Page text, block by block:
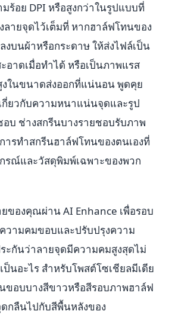
ร้อย DPI หรือสูงกว่าในรูปแบบที่
ลายจุดไว้เต็มที่ หากฮาล์ฟโทนของ
บนผ้าหรือกระดาษ ให้ส่งไฟล์เป็น
อาดเมื่อทำได้ หรือเป็นภาพแรส
งในขนาดส่งออกที่แน่นอน พูดคุย
ยวกับความหนาแน่นจุดและรูป
บ ช่างสกรีนบางรายชอบรับภาพ
ารทำสกรีนฮาล์ฟโทนของตนเองที่
รณ์และวัสดุพิมพ์เฉพาะของพวก
ของคุณผ่าน AI Enhance เพื่อรอบ
วามคมขอบและปรับปรุงความ
ะกันว่าลายจุดมีความคมสูงสุดไม่
ป็นอะไร สำหรับโพสต์โซเชียลมีเดีย
ขอบบางสีขาวหรือสีรอบภาพฮาล์ฟ
กลืนไปกับสีพื้นหลังของ